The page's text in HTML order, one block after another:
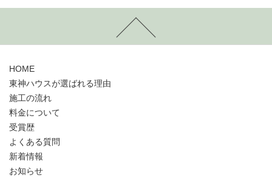
HOME
東神ハウスが選ばれる理由
施工の流れ
料金について
受賞歴
よくある質問
新着情報
お知らせ